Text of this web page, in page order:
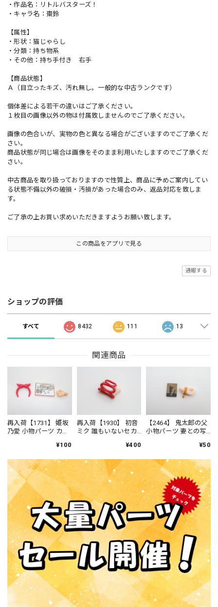
・作品名：リトルバスターズ！
・キャラ名：棗鈴
【属性】
・形状：猫じゃらし
・分類：持ち物系
・その他：持ち手付き 右手
【商品状態】
Ａ（目立ったキズ、汚れ無し。一般的な中古ランクです）
個体差による若干の違いはご了承ください。
１枚目の画像以外の物は付属致しませんのでご了承ください。
画像の色合いが、実物の色と異なる場合がございますのでご了承くだ
さい。
商品状態が同じ場合は画像をそのまま利用いたしますのでご了承くだ
さい。
中古商品を取り扱っておりますので性質上、商品に予めご案内してい
る状態不備以外の破損・汚損があった場合のみ、返品対応を致しま
す。
ご了承の上お買い求めいただきますようお願い致します。
この商品をアプリで見る
通報する
ショップの評価
すべて 8432 111 13
関連商品
再入荷【1731】 姫坂
乃愛 小物パーツ カチ
プ ねんどろいど¥100
再入荷【1930】 初音
ミク 誰もいないセカ
やとり ねんどろい
¥400
【2464】 鬼太郎の父
小物パーツ 妻との写
¥50